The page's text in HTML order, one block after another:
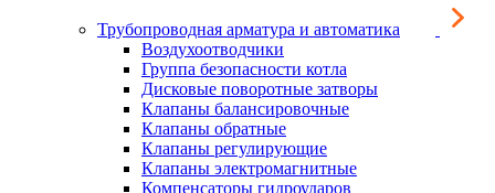
Трубопроводная арматура и автоматика
Воздухоотводчики
Группа безопасности котла
Дисковые поворотные затворы
Клапаны балансировочные
Клапаны обратные
Клапаны регулирующие
Клапаны электромагнитные
Компенсаторы гидроударов